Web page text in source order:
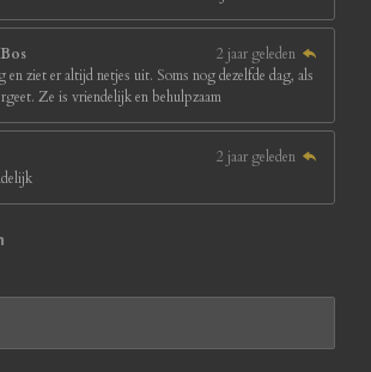
2 jaar geleden
ziet er altijd netjes uit. Soms nog dezelfde dag, als
Ze is vriendelijk en behulpzaam
2 jaar geleden